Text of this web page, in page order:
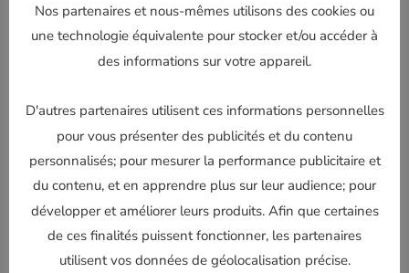
3 points de biellette de suspension YAMAHA 125-250
YZ 2005-2022/ 250-450 YZF 2005 / 250-450 WRF
2005-2006
190,00€
Lire la suite
Nos partenaires et nous-mêmes utilisons des cookies ou
une technologie équivalente pour stocker et/ou accéder à
des informations sur votre appareil.
D'autres partenaires utilisent ces informations personnelles
pour vous présenter des publicités et du contenu
personnalisés; pour mesurer la performance publicitaire et
du contenu, et en apprendre plus sur leur audience; pour
développer et améliorer leurs produits. Afin que certaines
de ces finalités puissent fonctionner, les partenaires
utilisent vos données de géolocalisation précise.